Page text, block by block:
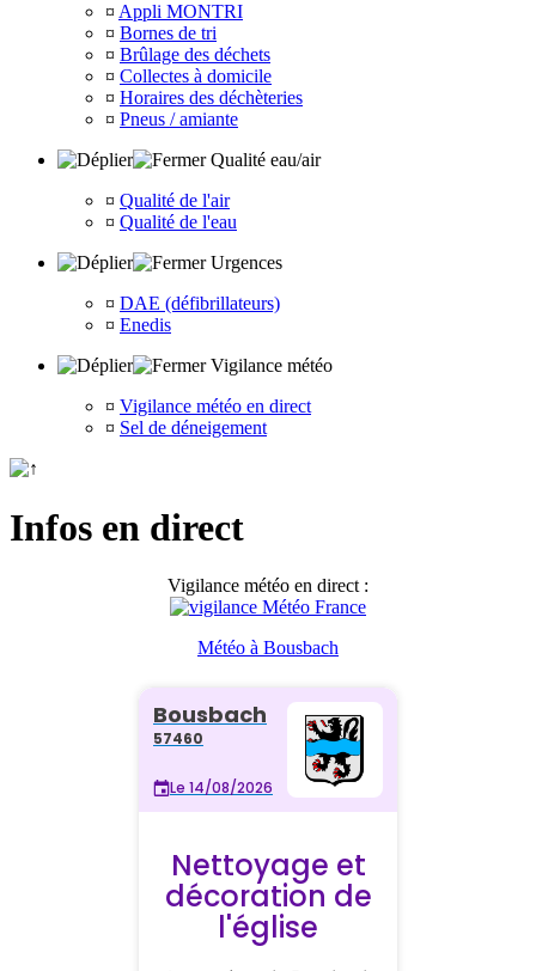
¤ Appli MONTRI
¤ Bornes de tri
¤ Brûlage des déchets
¤ Collectes à domicile
¤ Horaires des déchèteries
¤ Pneus / amiante
Qualité eau/air
¤ Qualité de l'air
¤ Qualité de l'eau
Urgences
¤ DAE (défibrillateurs)
¤ Enedis
Vigilance météo
¤ Vigilance météo en direct
¤ Sel de déneigement
Infos en direct
Vigilance météo en direct :
Météo à Bousbach